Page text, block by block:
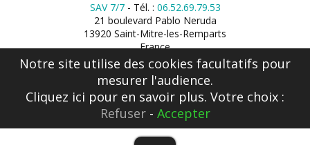
SAV 7/7- Tél. : 06.52.69.79.53
21 boulevard Pablo Neruda
13920 Saint-Mitre-les-Remparts
France
Notre site utilise des cookies facultatifs pour
mesurer l'audience.
Cliquez ici pour en savoir plus. Votre choix :
Refuser- Accepter